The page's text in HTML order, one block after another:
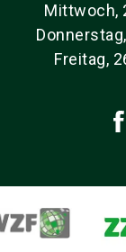
Mittwoch,
Freitag,